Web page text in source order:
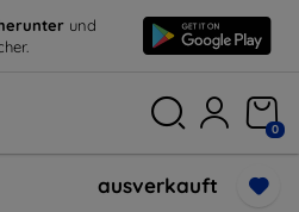
und
0
ausverkauft